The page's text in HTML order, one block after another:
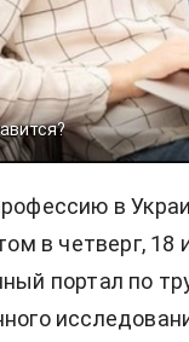
в
в четверг,
портал по